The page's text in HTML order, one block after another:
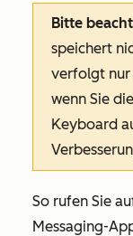
Bitte
speichert
verfolgt nur
wenn Sie
Keyboard
So rufen Sie
Messaging-